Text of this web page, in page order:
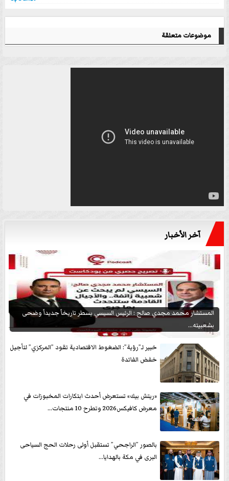
موضوعات متعلقة
آخر الأخبار
المستشار محمد مجدي صالح : الرئيس السيسي يسطر تاريخاً جديداً وضحى
بشعبيته...
خبير لـ”رؤية”: الضغوط الاقتصادية تقود ”المركزي” لتأجيل
خفض الفائدة
«ريتش بيك» تستعرض أحدث ابتكارات المخبوزات في
معرض كافيكس2026 وتطرح 10 منتجات...
بالصور ”الراجحي” تستقبل أولى رحلات الحج السياحى
البرى في مكة بالهدايا...